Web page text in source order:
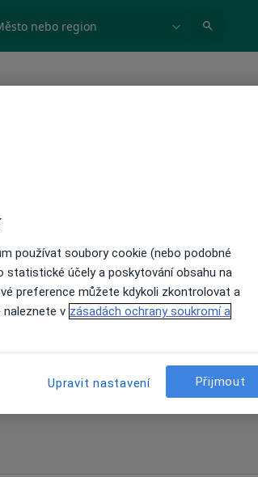
nebo region
používat soubory cookie (nebo podobné
statistické účely a poskytování obsahu na
preference můžete kdykoli zkontrolovat a
v zásadách ochrany soukromí a
Upravit nastavení Přijmout